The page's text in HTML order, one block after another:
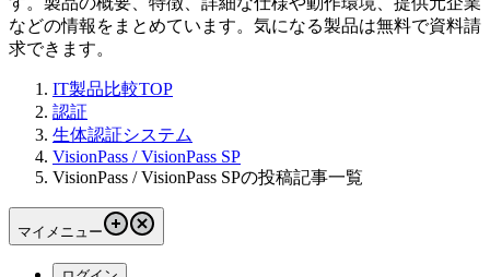
などの情報をまとめています。気になる製品は無料で資料請
求できます。
IT製品比較TOP
認証
生体認証システム
VisionPass / VisionPass SP
VisionPass / VisionPass SPの投稿記事一覧
マイメニュー